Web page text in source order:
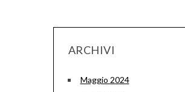
ARCHIVI
Maggio 2024